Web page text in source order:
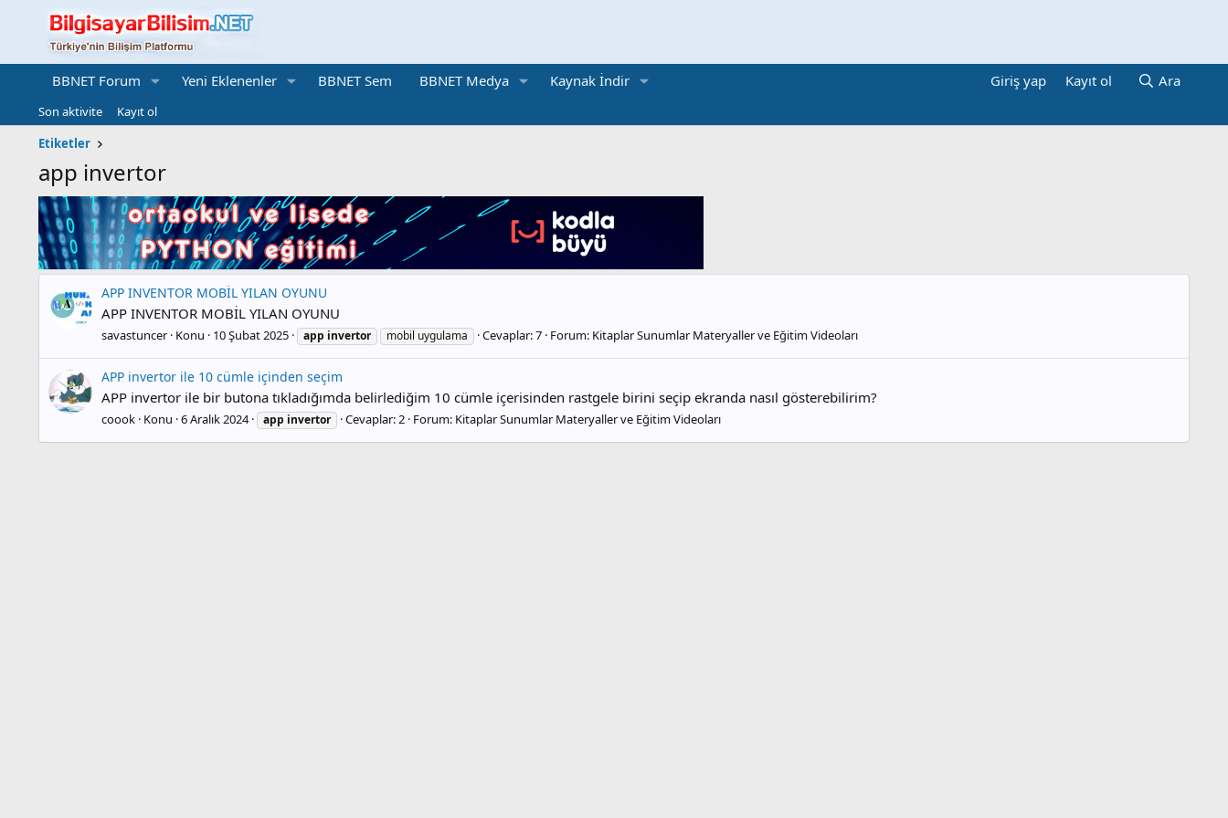
BBNET Forum Yeni Eklenenler BBNET Sem BBNET Medya Kaynak İndir Giriş yap Kayıt ol Ara
Son aktivite
Kayıt ol
Etiketler
app invertor
APP INVENTOR MOBİL YILAN OYUNU
APP INVENTOR MOBİL YILAN OYUNU
savastuncer Konu 10 Şubat 2025 app invertor mobil uygulama Cevaplar: 7 Forum: Kitaplar Sunumlar Materyaller ve Eğitim Videoları
APP invertor ile 10 cümle içinden seçim
APP invertor ile bir butona tıkladığımda belirlediğim 10 cümle içerisinden rastgele birini seçip ekranda nasıl gösterebilirim?
coook Konu 6 Aralık 2024 app invertor Cevaplar: 2 Forum: Kitaplar Sunumlar Materyaller ve Eğitim Videoları